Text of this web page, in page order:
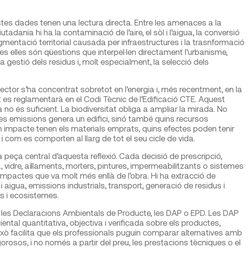
dades tenen una lectura directa. Entre les amenaces a la
hi ha la contaminació de l’aire, el sòl i l’aigua, la conversió
territorial causada per infraestructures i la trasnformació
elles són qüestions que interpel·len directament l’urbanisme,
gestió dels residus i, molt especialment, la selecció dels
s’ha concentrat sobretot en l’energia i, més recentment, en la
reglamentarà en el Codi Tècnic de l’Edificació CTE. Aquest
és suficient. La biodiversitat obliga a ampliar la mirada. No
emissions genera un edifici, sinó també quins recursos
impacte tenen els materials emprats, quins efectes poden tenir
com es comporten al llarg de tot el seu cicle de vida.
central d’aquesta reflexió. Cada decisió de prescripció,
vidre, aïllaments, morters, pintures, impermeabilitzants o sistemes
que va molt més enllà de l’obra. Hi ha extracció de
aigua, emissions industrials, transport, generació de residus i
i ecosistemes.
Declaracions Ambientals de Producte, les DAP o EPD. Les DAP
quantitativa, objectiva i verificada sobre els productes,
facilita que els professionals puguin comparar alternatives amb
i no només a partir del preu, les prestacions tècniques o el